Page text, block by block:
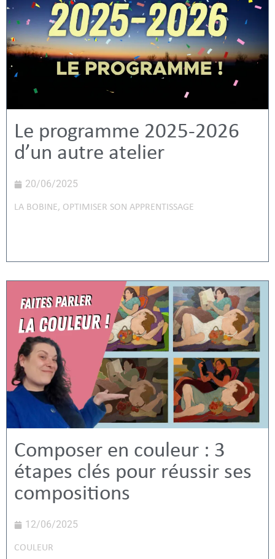
Le programme 2025-2026
d’un autre atelier
20/06/2025
LA BOBINE, OPTIMISER SON APPRENTISSAGE
Composer en couleur : 3
étapes clés pour réussir ses
compositions
12/06/2025
COULEUR